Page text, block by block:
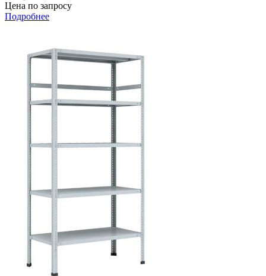
Цена по запросу
Подробнее